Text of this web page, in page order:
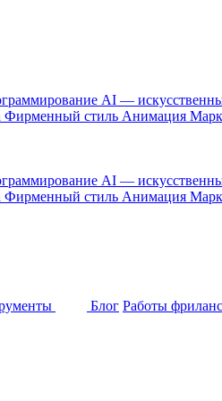
AI —
Фирменный стиль Анимация
AI —
Фирменный стиль Анимация
Блог Работы